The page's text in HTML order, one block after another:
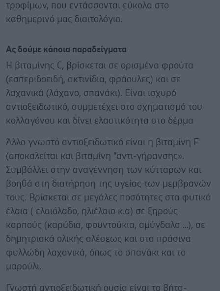
τροφίμων, που εντάσσονται εύκολα στο
καθημερινό μας διαιτολόγιο.
Ας δούμε κάποια παραδείγματα
Η βιταμίνης C, βρίσκεται σε ορισμένα φρούτα
(εσπεριδοειδή, ακτινίδια, φράουλες) και σε
λαχανικά (λάχανο, σπανάκι). Είναι ισχυρό
αντιοξειδωτικό, συμμετέχει στο σχηματισμό του
κολλαγόνου και δίνει ελαστικότητα στο δέρμα
Άλλο γνωστό αντιοξειδωτικό είναι η βιταμίνη Ε
(αποκαλείται και βιταμίνη "αντι-γήρανσης».
Συμβάλλει στην αναγέννηση των κύτταρων και
βοηθά στη διατήρηση της υγείας των μεμβρανών
τους. Βρίσκεται σε μεγάλες ποσότητες στα φυτικά
έλαια ( ελαιόλαδο, ηλιέλαιο κ.α) σε ξηρούς
καρπούς (καρύδια, φουντούκια, αμύγδαλα ...), σε
δημητριακά ολικής αλέσεως και στα πράσινα
φυλλώδη λαχανικά, όπως το σπανάκι και το
μαρούλι.
Γνωστή αντιοξειδωτική ουσία είναι το βήτα-